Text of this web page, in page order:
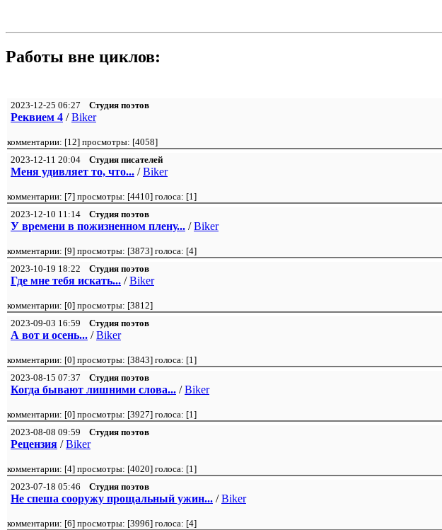
Работы вне циклов:
2023-12-25 06:27
Студия поэтов
Реквием 4 /Biker
комментарии: [12] просмотры: [4058]
2023-12-11 20:04
Студия писателей
Меня удивляет то, что... /Biker
комментарии: [7] просмотры: [4410] голоса: [1]
2023-12-10 11:14
Студия поэтов
У времени в пожизненном плену... /Biker
комментарии: [9] просмотры: [3873] голоса: [4]
2023-10-19 18:22
Студия поэтов
Где мне тебя искать... /Biker
комментарии: [0] просмотры: [3812]
2023-09-03 16:59
Студия поэтов
А вот и осень... /Biker
комментарии: [0] просмотры: [3843] голоса: [1]
2023-08-15 07:37
Студия поэтов
Когда бывают лишними слова... /Biker
комментарии: [0] просмотры: [3927] голоса: [1]
2023-08-08 09:59
Студия поэтов
Рецензия /Biker
комментарии: [4] просмотры: [4020] голоса: [1]
2023-07-18 05:46
Студия поэтов
Не спеша сооружу прощальный ужин... /Biker
комментарии: [6] просмотры: [3996] голоса: [4]